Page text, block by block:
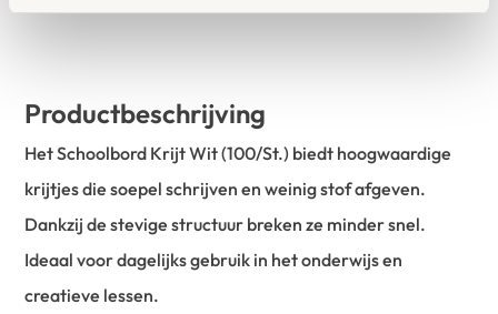
Productbeschrijving
Het Schoolbord Krijt Wit (100/St.) biedt hoogwaardige
krijtjes die soepel schrijven en weinig stof afgeven.
Dankzij de stevige structuur breken ze minder snel.
Ideaal voor dagelijks gebruik in het onderwijs en
creatieve lessen.